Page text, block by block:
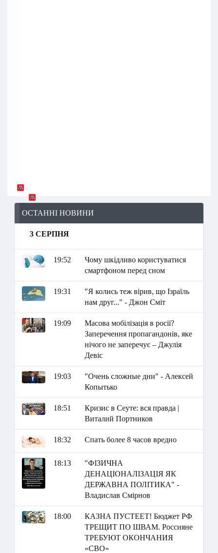
ОСТАННІ НОВИНИ
3 СЕРПНЯ
19:52
Чому шкідливо користуватися
смартфоном перед сном
19:31
"Я колись теж вірив, що Ізраїль
нам друг..." - Джон Сміт
19:09
Масова мобілізація в росії?
Заперечення пропагандонів, яке
нічого не заперечує – Джулія
Девіс
19:03
"Очень сложные дни" - Алексей
Копытько
18:51
Кризис в Сеуте: вся правда |
Виталий Портников
18:32 Спать более 8 часов вредно
18:13
"ФІЗИЧНА
ДЕНАЦІОНАЛІЗАЦІЯ ЯК
ДЕРЖАВНА ПОЛІТИКА" -
Владислав Смірнов
18:00
КАЗНА ПУСТЕЕТ! Бюджет РФ
ТРЕЩИТ ПО ШВАМ. Россияне
ТРЕБУЮТ ОКОНЧАНИЯ
«СВО»